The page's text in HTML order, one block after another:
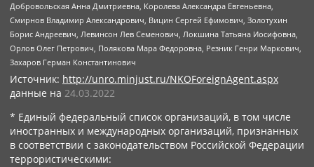
Добровольская Анна Дмитриевна, Королева Александра Евгеньевна,
Смирнов Владимир Александрович, Вицин Сергей Ефимович, Золотухин
Борис Андреевич, Левинсон Лев Семенович, Локшина Татьяна Иосифовна,
Орлов Олег Петрович, Полякова Мара Федоровна, Резник Генри Маркович,
Захаров Герман Константинович
Источник: http://unro.minjust.ru/NKOForeignAgent.aspx
данные на 24.03.2022
* Единый федеральный список организаций, в том числе
иностранных и международных организаций, признанных
в соответствии с законодательством Российской Федерации
террористическими: